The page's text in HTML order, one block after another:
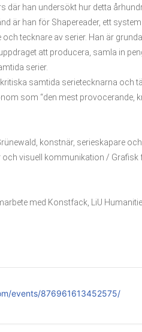
där han undersökt hur detta
är han för Shapereader, ett
tecknare av serier. Han är
att producera, samla in
serier.
samtida serietecknarna och
som “den mest provocerande,
konstnär, serieskapare
visuell kommunikation / Grafisk
med Konstfack, LiU
events/876961613452575/